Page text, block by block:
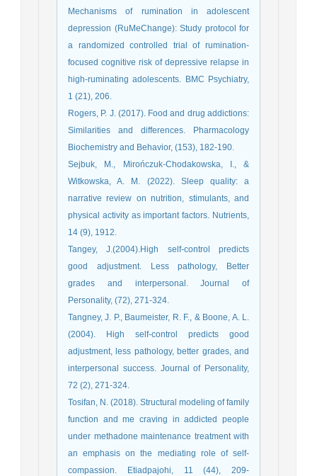
Mechanisms of rumination in adolescent
depression (RuMeChange): Study protocol for
a randomized controlled trial of rumination-
focused cognitive risk of depressive relapse in
high-ruminating adolescents. BMC Psychiatry,
1 (21), 206.
Rogers, P. J. (2017). Food and drug addictions:
Similarities and differences. Pharmacology
Biochemistry and Behavior, (153), 182-190.
Sejbuk, M., Mirończuk-Chodakowska, I., &
Witkowska, A. M. (2022). Sleep quality: a
narrative review on nutrition, stimulants, and
physical activity as important factors. Nutrients,
14 (9), 1912.
Tangey, J.(2004).High self-control predicts
good adjustment. Less pathology, Better
grades and interpersonal. Journal of
Personality, (72), 271-324.
Tangney, J. P., Baumeister, R. F., & Boone, A. L.
(2004). High self-control predicts good
adjustment, less pathology, better grades, and
interpersonal success. Journal of Personality,
72 (2), 271-324.
Tosifan, N. (2018). Structural modeling of family
function and me craving in addicted people
under methadone maintenance treatment with
an emphasis on the mediating role of self-
compassion. Etiadpajohi, 11 (44), 209-